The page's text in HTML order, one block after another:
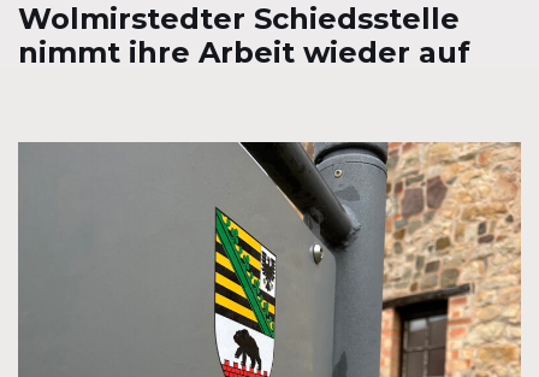
Wolmirstedter Schiedsstelle
nimmt ihre Arbeit wieder auf